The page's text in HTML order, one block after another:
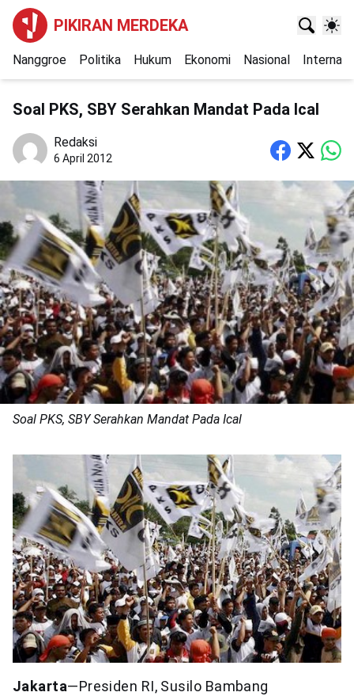
PIKIRAN MERDEKA
Nanggroe Politika Hukum Ekonomi Nasional
Soal PKS, SBY Serahkan Mandat Pada Ical
Redaksi
6 April 2012
Soal PKS, SBY Serahkan Mandat Pada Ical
Jakarta—Presiden RI, Susilo Bambang